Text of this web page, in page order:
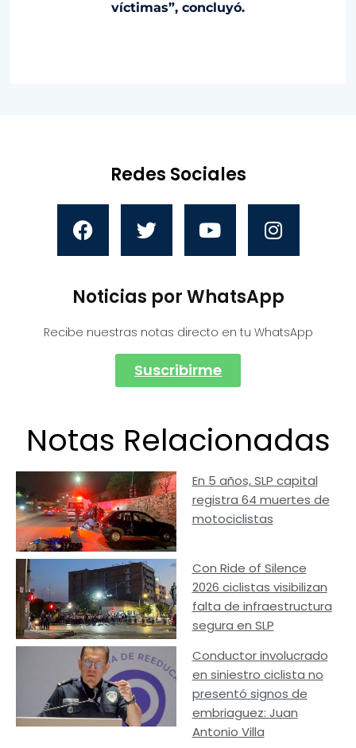
víctimas”, concluyó.
Redes Sociales
Noticias por WhatsApp
Recibe nuestras notas directo en tu WhatsApp
Suscribirme
Notas Relacionadas
En 5 años, SLP capital
registra 64 muertes de
motociclistas
Con Ride of Silence
2026 ciclistas visibilizan
falta de infraestructura
segura en SLP
Conductor involucrado
en siniestro ciclista no
presentó signos de
embriaguez: Juan
Antonio Villa